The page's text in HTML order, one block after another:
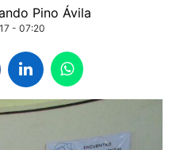
Pino Ávila
- 07:20